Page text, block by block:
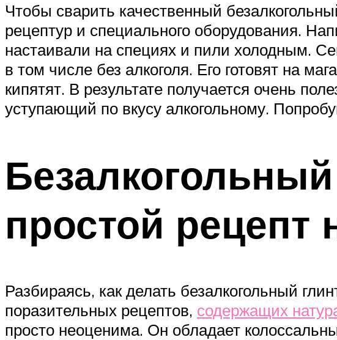
Чтобы сварить качественный
рецептур и специального оборудования.
настаивали на специях и пили холодным.
в том числе без алкоголя. Его готовят на
кипятят. В результате получается очень
уступающий по вкусу алкогольному.
простой рецепт
Разбираясь, как делать безалкогольный
поразительных рецептов, содержащих
просто неоценима. Он обладает